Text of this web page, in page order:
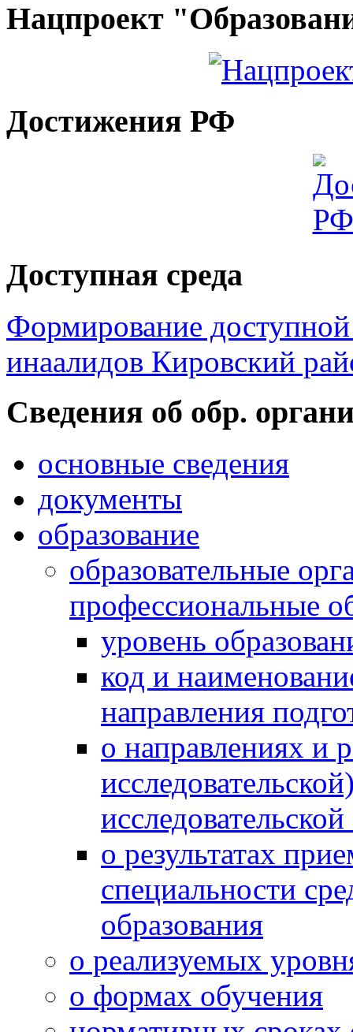
Нацпроект
Достижения РФ
Доступная среда
Формирование доступной
инаалидов Кировский
Cведения об обр.
основные сведения
документы
образование
образовательные
профессиональные
уровень
код и
направления
о направлениях и
о результатах
специальности
образования
о реализуемых
о формах обучения